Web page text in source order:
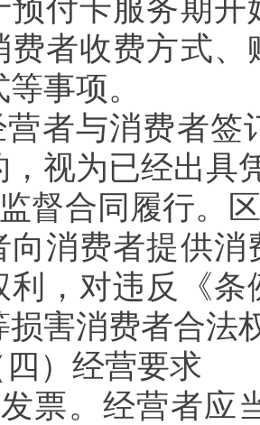
预付卡服务期开
费者收费方式
等事项。
营者与消费者签
，视为已经出具
监督合同履行。
向消费者提供
利，对违反《
损害消费者合法
四）经营要求
发票。经营者应